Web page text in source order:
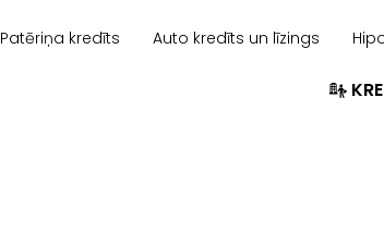
Patēriņa kredīts Auto kredīts un līzings